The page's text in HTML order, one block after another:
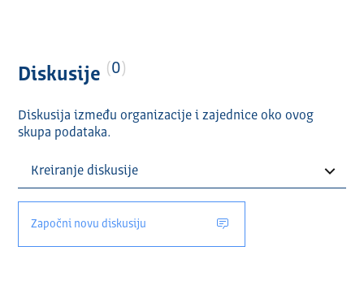
Diskusije 0
Diskusija između organizacije i zajednice oko ovog
skupa podataka.
Započni novu diskusiju